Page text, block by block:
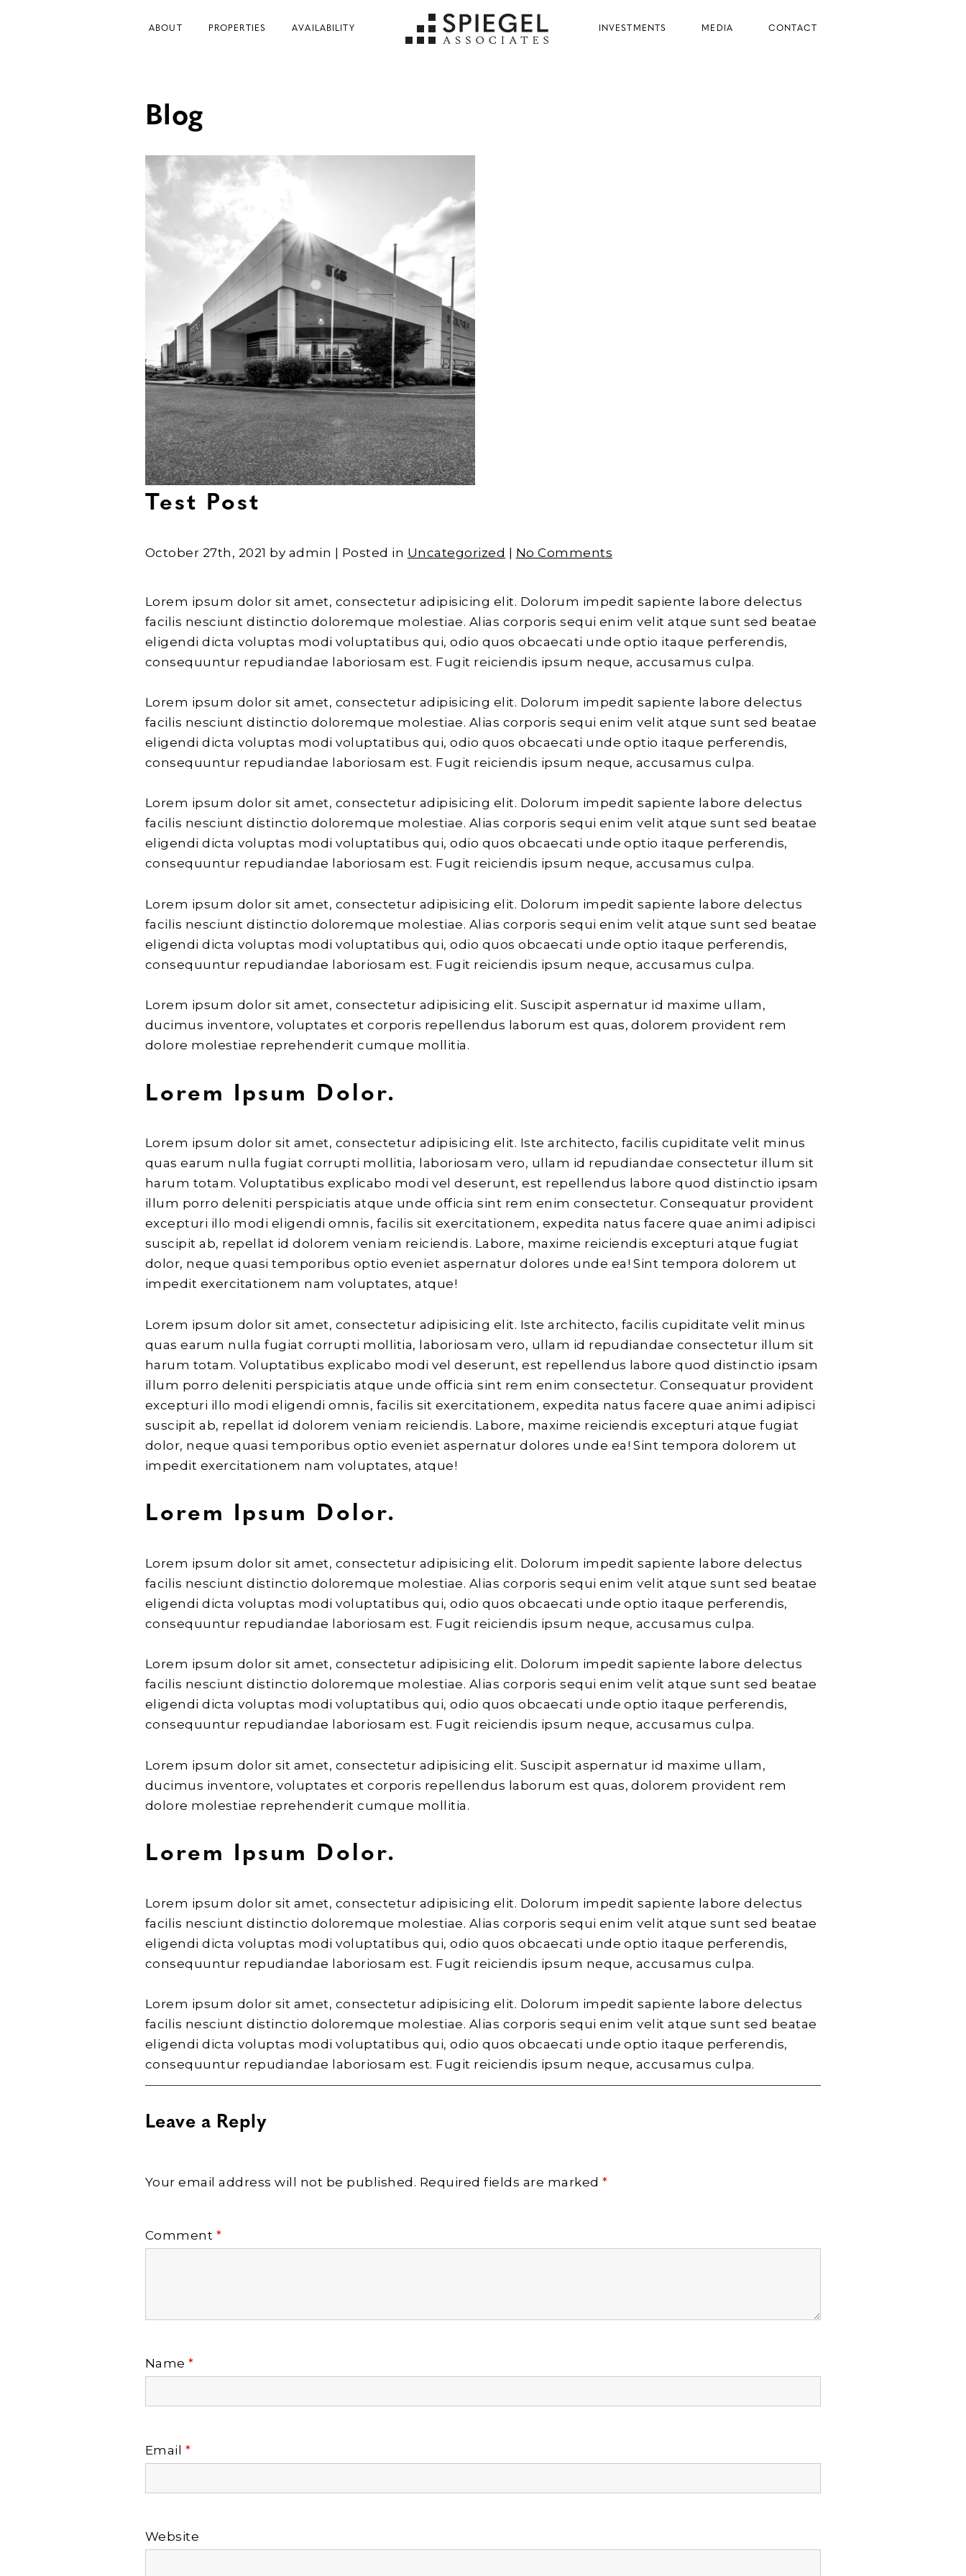
ABOUT PROPERTIES AVAILABILITY INVESTMENTS MEDIA CONTACT
Blog
Test Post
October 27th, 2021 by admin | Posted in Uncategorized | No Comments
Lorem ipsum dolor sit amet, consectetur adipisicing elit. Dolorum impedit sapiente labore delectus
facilis nesciunt distinctio doloremque molestiae. Alias corporis sequi enim velit atque sunt sed beatae
eligendi dicta voluptas modi voluptatibus qui, odio quos obcaecati unde optio itaque perferendis,
consequuntur repudiandae laboriosam est. Fugit reiciendis ipsum neque, accusamus culpa.
Lorem ipsum dolor sit amet, consectetur adipisicing elit. Dolorum impedit sapiente labore delectus
facilis nesciunt distinctio doloremque molestiae. Alias corporis sequi enim velit atque sunt sed beatae
eligendi dicta voluptas modi voluptatibus qui, odio quos obcaecati unde optio itaque perferendis,
consequuntur repudiandae laboriosam est. Fugit reiciendis ipsum neque, accusamus culpa.
Lorem ipsum dolor sit amet, consectetur adipisicing elit. Dolorum impedit sapiente labore delectus
facilis nesciunt distinctio doloremque molestiae. Alias corporis sequi enim velit atque sunt sed beatae
eligendi dicta voluptas modi voluptatibus qui, odio quos obcaecati unde optio itaque perferendis,
consequuntur repudiandae laboriosam est. Fugit reiciendis ipsum neque, accusamus culpa.
Lorem ipsum dolor sit amet, consectetur adipisicing elit. Dolorum impedit sapiente labore delectus
facilis nesciunt distinctio doloremque molestiae. Alias corporis sequi enim velit atque sunt sed beatae
eligendi dicta voluptas modi voluptatibus qui, odio quos obcaecati unde optio itaque perferendis,
consequuntur repudiandae laboriosam est. Fugit reiciendis ipsum neque, accusamus culpa.
Lorem ipsum dolor sit amet, consectetur adipisicing elit. Suscipit aspernatur id maxime ullam,
ducimus inventore, voluptates et corporis repellendus laborum est quas, dolorem provident rem
dolore molestiae reprehenderit cumque mollitia.
Lorem Ipsum Dolor.
Lorem ipsum dolor sit amet, consectetur adipisicing elit. Iste architecto, facilis cupiditate velit minus
quas earum nulla fugiat corrupti mollitia, laboriosam vero, ullam id repudiandae consectetur illum sit
harum totam. Voluptatibus explicabo modi vel deserunt, est repellendus labore quod distinctio ipsam
illum porro deleniti perspiciatis atque unde officia sint rem enim consectetur. Consequatur provident
excepturi illo modi eligendi omnis, facilis sit exercitationem, expedita natus facere quae animi adipisci
suscipit ab, repellat id dolorem veniam reiciendis. Labore, maxime reiciendis excepturi atque fugiat
dolor, neque quasi temporibus optio eveniet aspernatur dolores unde ea! Sint tempora dolorem ut
impedit exercitationem nam voluptates, atque!
Lorem ipsum dolor sit amet, consectetur adipisicing elit. Iste architecto, facilis cupiditate velit minus
quas earum nulla fugiat corrupti mollitia, laboriosam vero, ullam id repudiandae consectetur illum sit
harum totam. Voluptatibus explicabo modi vel deserunt, est repellendus labore quod distinctio ipsam
illum porro deleniti perspiciatis atque unde officia sint rem enim consectetur. Consequatur provident
excepturi illo modi eligendi omnis, facilis sit exercitationem, expedita natus facere quae animi adipisci
suscipit ab, repellat id dolorem veniam reiciendis. Labore, maxime reiciendis excepturi atque fugiat
dolor, neque quasi temporibus optio eveniet aspernatur dolores unde ea! Sint tempora dolorem ut
impedit exercitationem nam voluptates, atque!
Lorem Ipsum Dolor.
Lorem ipsum dolor sit amet, consectetur adipisicing elit. Dolorum impedit sapiente labore delectus
facilis nesciunt distinctio doloremque molestiae. Alias corporis sequi enim velit atque sunt sed beatae
eligendi dicta voluptas modi voluptatibus qui, odio quos obcaecati unde optio itaque perferendis,
consequuntur repudiandae laboriosam est. Fugit reiciendis ipsum neque, accusamus culpa.
Lorem ipsum dolor sit amet, consectetur adipisicing elit. Dolorum impedit sapiente labore delectus
facilis nesciunt distinctio doloremque molestiae. Alias corporis sequi enim velit atque sunt sed beatae
eligendi dicta voluptas modi voluptatibus qui, odio quos obcaecati unde optio itaque perferendis,
consequuntur repudiandae laboriosam est. Fugit reiciendis ipsum neque, accusamus culpa.
Lorem ipsum dolor sit amet, consectetur adipisicing elit. Suscipit aspernatur id maxime ullam,
ducimus inventore, voluptates et corporis repellendus laborum est quas, dolorem provident rem
dolore molestiae reprehenderit cumque mollitia.
Lorem Ipsum Dolor.
Lorem ipsum dolor sit amet, consectetur adipisicing elit. Dolorum impedit sapiente labore delectus
facilis nesciunt distinctio doloremque molestiae. Alias corporis sequi enim velit atque sunt sed beatae
eligendi dicta voluptas modi voluptatibus qui, odio quos obcaecati unde optio itaque perferendis,
consequuntur repudiandae laboriosam est. Fugit reiciendis ipsum neque, accusamus culpa.
Lorem ipsum dolor sit amet, consectetur adipisicing elit. Dolorum impedit sapiente labore delectus
facilis nesciunt distinctio doloremque molestiae. Alias corporis sequi enim velit atque sunt sed beatae
eligendi dicta voluptas modi voluptatibus qui, odio quos obcaecati unde optio itaque perferendis,
consequuntur repudiandae laboriosam est. Fugit reiciendis ipsum neque, accusamus culpa.
Leave a Reply
Your email address will not be published. Required fields are marked*
Comment *
Name*
Email *
Website